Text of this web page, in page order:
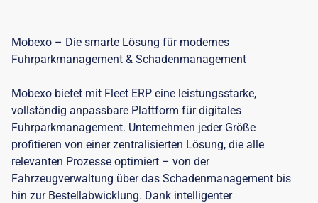
Mobexo – Die smarte Lösung für modernes
Fuhrparkmanagement & Schadenmanagement
Mobexo bietet mit Fleet ERP eine leistungsstarke,
vollständig anpassbare Plattform für digitales
Fuhrparkmanagement. Unternehmen jeder Größe
profitieren von einer zentralisierten Lösung, die alle
relevanten Prozesse optimiert – von der
Fahrzeugverwaltung über das Schadenmanagement bis
hin zur Bestellabwicklung. Dank intelligenter